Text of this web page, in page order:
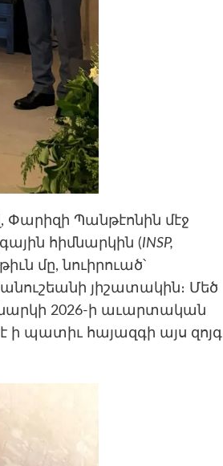
Փարիզի Պանթէոնին մէջ
հիմնարկին (INSP,
մը, նուիրուած՝
յիշատակին։ Մեծ
2026-ի աւարտական
ի պատիւ հայազգի այս զոյգ